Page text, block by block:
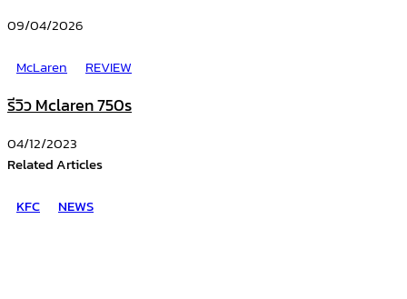
09/04/2026
McLaren
REVIEW
รีวิว Mclaren 750s
04/12/2023
Related Articles
KFC
NEWS